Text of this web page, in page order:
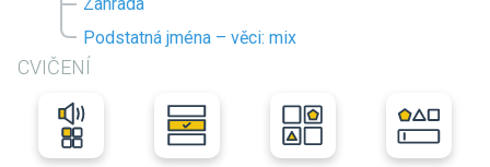
Podstatná jména – věci: mix
CVIČENÍ